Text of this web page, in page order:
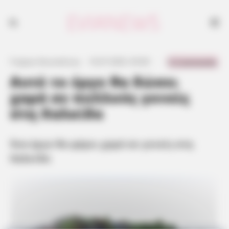
Αυτό το έργο θα δώσει
χαρά σε πολλούς γονείς
στη Χαλκίδα
Ένα έργο θα φέρει χαρά σε γονείς στη